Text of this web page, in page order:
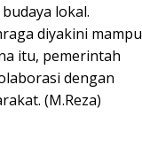
lokal.
diyakini mampu
itu, pemerintah
dengan
(M.Reza)